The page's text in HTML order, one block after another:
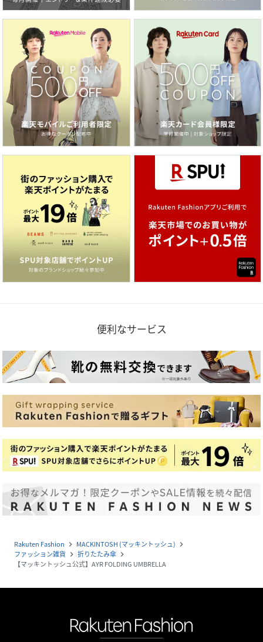
便利なサービス
Rakuten Fashion navigate_next MACKINTOSH (マッキントッシュ) navigate_next
ファッション雑貨 navigate_next 折りたたみ傘 navigate_next
【マッキントッシュ公式】AYR FOLDING UMBRELLA